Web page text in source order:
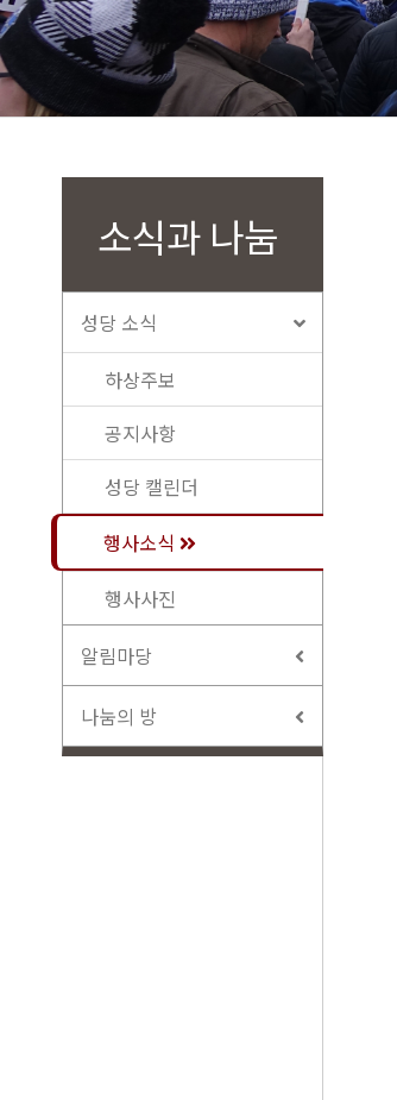
소식과 나눔
성당 소식
하상주보
공지사항
성당 캘린더
행사소식
행사사진
알림마당
나눔의 방